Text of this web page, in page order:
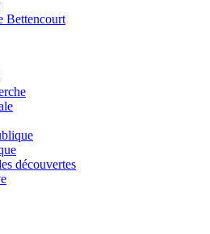
Bettencourt
découvertes